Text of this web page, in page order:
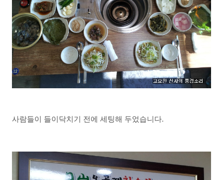
사람들이 들이닥치기 전에 세팅해 두었습니다.